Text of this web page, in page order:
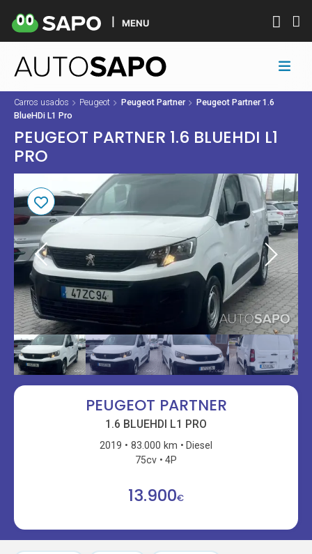
MENU
Carros usados Peugeot Peugeot Partner
Peugeot Partner 1.6
BlueHDi L1 Pro
PEUGEOT PARTNER 1.6 BLUEHDI L1
PRO
PEUGEOT PARTNER
1.6 BLUEHDI L1 PRO
2019 83.000 km
Diesel
75cv
4P
13.900€